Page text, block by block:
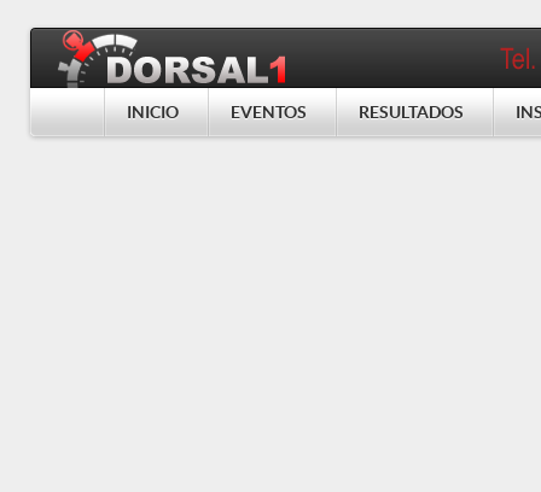
INICIO EVENTOS RESULTADOS